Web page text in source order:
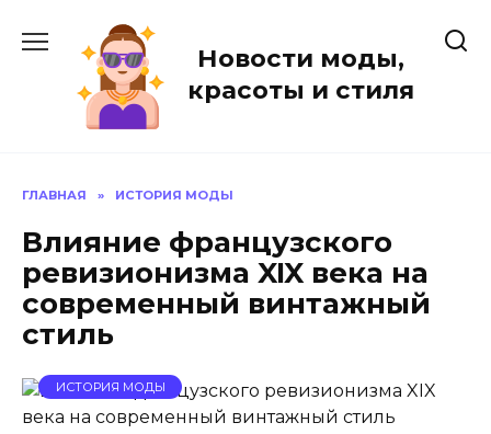
содержанию
Новости моды,
красоты и стиля
ГЛАВНАЯ » ИСТОРИЯ МОДЫ
Влияние французского
ревизионизма XIX века на
современный винтажный
стиль
ИСТОРИЯ МОДЫ